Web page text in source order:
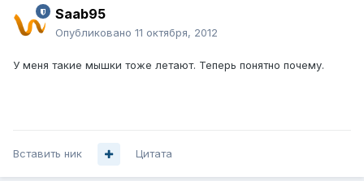
Saab95
Опубликовано 11 октября, 2012
У меня такие мышки тоже летают. Теперь понятно почему.
Вставить ник Цитата